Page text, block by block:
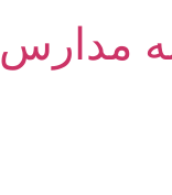
مدارس